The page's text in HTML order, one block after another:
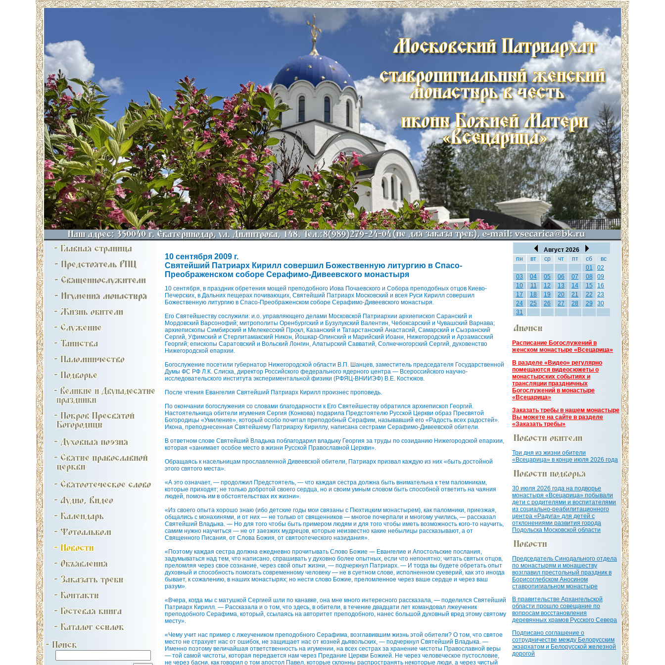
10 сентября 2009 г.
Святейший Патриарх Кирилл совершил Божественную литургию в Спасо-
Преображенском соборе Серафимо-Дивеевского монастыря
10 сентября, в праздник обретения мощей преподобного Иова Почаевского и Собора преподобных отцов Киево-
Печерских, в Дальних пещерах почивающих, Святейший Патриарх Московский и всея Руси Кирилл совершил
Божественную литургию в Спасо-Преображенском соборе Серафимо-Дивеевского монастыря.
Его Святейшеству сослужили: и.о. управляющего делами Московской Патриархии архиепископ Саранский и
Мордовский Варсонофий; митрополиты Оренбургский и Бузулукский Валентин, Чебоксарский и Чувашский Варнава;
архиепископы Симбирский и Мелекесский Прокл, Казанский и Татарстанский Анастасий, Самарский и Сызранский
Сергий, Уфимский и Стерлитамакский Никон, Йошкар-Олинский и Марийский Иоанн, Нижегородский и Арзамасский
Георгий; епископы Саратовский и Вольский Лонгин, Алатырский Савватий, Солнечногорский Сергий, духовенство
Нижегородской епархии.
Богослужение посетили губернатор Нижегородской области В.П. Шанцев, заместитель председателя Государственной
Думы ФС РФ Л.К. Слиска, директор Российского федерального ядерного центра — Всероссийского научно-
исследовательского института экспериментальной физики (РФЯЦ-ВНИИЭФ) В.Е. Костюков.
После чтения Евангелия Святейший Патриарх Кирилл произнес проповедь.
По окончании богослужения со словами благодарности к Его Святейшеству обратился архиепископ Георгий.
Настоятельница обители игумения Сергия (Конкова) подарила Предстоятелю Русской Церкви образ Пресвятой
Богородицы «Умиление», который особо почитал преподобный Серафим, называвший его «Радость всех радостей».
Икона, преподнесенная Святейшему Патриарху Кириллу, написана сестрами Серафимо-Дивеевской обители.
В ответном слове Святейший Владыка поблагодарил владыку Георгия за труды по созиданию Нижегородской епархии,
которая «занимает особое место в жизни Русской Православной Церкви».
Обращаясь к насельницам прославленной Дивеевской обители, Патриарх призвал каждую из них «быть достойной
этого святого места».
«А это означает, — продолжил Предстоятель, — что каждая сестра должна быть внимательна к тем паломникам,
которые приходят; не только добротой своего сердца, но и своим умным словом быть способной ответить на чаяния
людей, помочь им в обстоятельствах их жизни».
«Из своего опыта хорошо знаю (ибо детские годы мои связаны с Пюхтицким монастырем), как паломники, приезжая,
общались с монахинями, и от них ― не только от священников ― многое почерпали и многому учились, — рассказал
Святейший Владыка. — Но для того чтобы быть примером людям и для того чтобы иметь возможность кого-то научить,
самим нужно научиться — не от заезжих мудрецов, которые неизвестно какие небылицы рассказывают, а от
Священного Писания, от Слова Божия, от святоотеческого назидания».
«Поэтому каждая сестра должна ежедневно прочитывать Слово Божие ― Евангелие и Апостольские послания,
задумываться над тем, что написано, спрашивать у духовно более опытных, если что непонятно; читать святых отцов,
преломляя через свое сознание, через свой опыт жизни, — подчеркнул Патриарх. — И тогда вы будете обретать опыт
духовный и способность помогать современному человеку — не в суетном слове, исполненном суеверий, как это иногда
бывает, к сожалению, в наших монастырях; но нести слово Божие, преломленное через ваше сердце и через ваш
разум».
«Вчера, когда мы с матушкой Сергией шли по канавке, она мне много интересного рассказала, — поделился Святейший
Патриарх Кирилл. — Рассказала и о том, что здесь, в обители, в течение двадцати лет командовал лжеученик
преподобного Серафима, который, ссылаясь на авторитет преподобного, нанес большой духовный вред этому святому
месту».
«Чему учит нас пример с лжеучеником преподобного Серафима, возглавившим жизнь этой обители? О том, что святое
место не страхует нас от ошибок, не защищает нас от козней дьявольских, — подчеркнул Святейший Владыка. —
Именно поэтому величайшая ответственность на игумении, на всех сестрах за хранение чистоты Православной веры
— той самой чистоты, которая передается нам через Предание Церкви Божией. Не через человеческое пустословие,
не через басни, как говорил о том апостол Павел, которые склонны распространять некоторые люди, а через чистый
Август 2026
пн
вт ср чт пт сб
вс
01
02
03
04 05 06 07 08
09
10
11 12 13 14 15
16
17
18 19 20 21 22
23
24
25 26 27 28 29
30
31
Расписание Богослужений в
женском монастыре «Всецарица»
В разделе «Видео» регулярно
помещаются видеосюжеты о
монастырских событиях и
трансляции праздничных
Богослужений в монастыре
«Всецарица»
Заказать требы в нашем монастыре
Вы можете на сайте в разделе
«Заказать требы»
Три дня из жизни обители
«Всецарица» в конце июля 2026 года
30 июля 2026 года на подворье
монастыря «Всецарица» побывали
дети с родителями и воспитателями
из социально-реабилитационного
центра «Радуга» для детей с
отклонениями развития города
Подольска Московской области
Председатель Синодального отдела
по монастырям и монашеству
возглавил престольный праздник в
Борисоглебском Аносином
ставропигиальном монастыре
В правительстве Архангельской
области прошло совещание по
вопросам восстановления
деревянных храмов Русского Севера
Подписано соглашение о
сотрудничестве между Белорусским
экзархатом и Белорусской железной
дорогой